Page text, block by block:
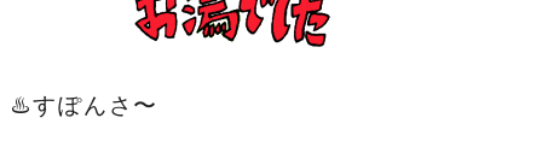
♨️すぽんさ〜